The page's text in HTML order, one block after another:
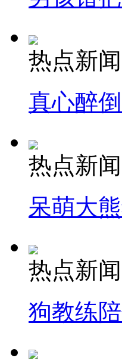
热点新闻
真心醉
热点新闻
呆萌大
热点新闻
狗教练